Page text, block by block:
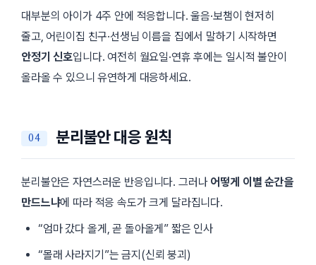
대부분의 아이가 4주 안에 적응합니다. 울음·보챔이 현저히
줄고, 어린이집 친구·선생님 이름을 집에서 말하기 시작하면
안정기 신호입니다. 여전히 월요일·연휴 후에는 일시적 불안이
올라올 수 있으니 유연하게 대응하세요.
분리불안 대응 원칙
분리불안은 자연스러운 반응입니다. 그러나 어떻게 이별 순간을
만드느냐에 따라 적응 속도가 크게 달라집니다.
“엄마 갔다 올게, 곧 돌아올게” 짧은 인사
“몰래 사라지기”는 금지(신뢰 붕괴)